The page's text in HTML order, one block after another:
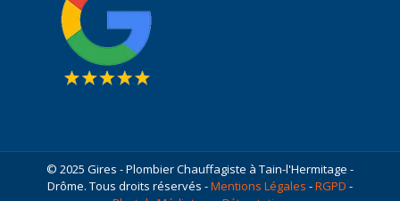
© 2025 Gires - Plombier Chauffagiste à Tain-l'Hermitage -
Drôme. Tous droits réservés -Mentions Légales -RGPD -